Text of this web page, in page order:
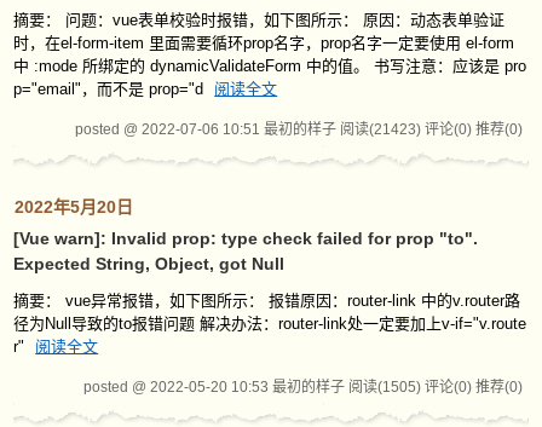
摘要： 问题：vue表单校验时报错，如下图所示： 原因：动态表单验证
时，在el-form-item 里面需要循环prop名字，prop名字一定要使用 el-form
中 :mode 所绑定的 dynamicValidateForm 中的值。 书写注意：应该是 pro
p="email"，而不是 prop="d
阅读全文
posted @ 2022-07-06 10:51 最初的样子 阅读(21423) 评论(0) 推荐(0)
2022年5月20日
[Vue warn]: Invalid prop: type check failed for prop "to".
Expected String, Object, got Null
摘要： vue异常报错，如下图所示： 报错原因：router-link 中的v.router路
径为Null导致的to报错问题 解决办法：router-link处一定要加上v-if="v.route
r"
阅读全文
posted @ 2022-05-20 10:53 最初的样子 阅读(1505) 评论(0) 推荐(0)